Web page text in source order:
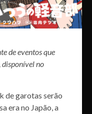
de eventos que
disponível no
de garotas serão
era no Japão, a